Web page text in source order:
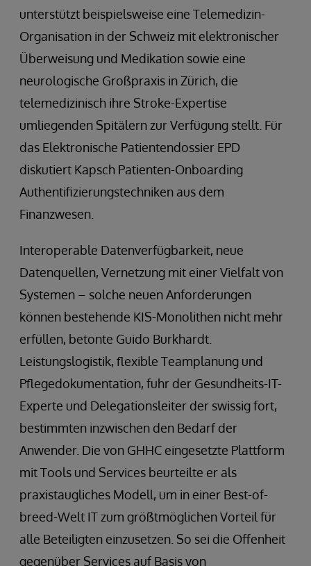
unterstützt beispielsweise eine Telemedizin-
Organisation in der Schweiz mit elektronischer
Überweisung und Medikation sowie eine
neurologische Großpraxis in Zürich, die
telemedizinisch ihre Stroke-Expertise
umliegenden Spitälern zur Verfügung stellt. Für
das Elektronische Patientendossier EPD
diskutiert Kapsch Patienten-Onboarding
Authentifizierungstechniken aus dem
Finanzwesen.
Interoperable Datenverfügbarkeit, neue
Datenquellen, Vernetzung mit einer Vielfalt von
Systemen – solche neuen Anforderungen
können bestehende KIS-Monolithen nicht mehr
erfüllen, betonte Guido Burkhardt.
Leistungslogistik, flexible Teamplanung und
Pflegedokumentation, fuhr der Gesundheits-IT-
Experte und Delegationsleiter der swissig fort,
bestimmten inzwischen den Bedarf der
Anwender. Die von GHHC eingesetzte Plattform
mit Tools und Services beurteilte er als
praxistaugliches Modell, um in einer Best-of-
breed-Welt IT zum größtmöglichen Vorteil für
alle Beteiligten einzusetzen. So sei die Offenheit
gegenüber Services auf Basis von